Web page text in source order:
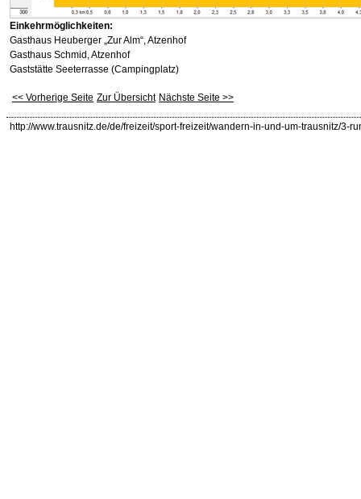
Einkehrmöglichkeiten:
Gasthaus Heuberger „Zur Alm“, Atzenhof
Gasthaus Schmid, Atzenhof
Gaststätte Seeterrasse (Campingplatz)
<< Vorherige Seite Zur Übersicht Nächste Seite >>
http://www.trausnitz.de/de/freizeit/sport-freizeit/wandern-in-und-um-trausnitz/3-